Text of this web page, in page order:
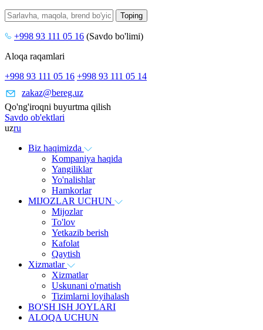
+998 93 111 05 16 (Savdo bo'limi)
Aloqa raqamlari
+998 93 111 05 16 +998 93 111 05 14
zakaz@bereg.uz
Qo'ng'iroqni buyurtma qilish
Savdo ob'ektlari
uzru
Biz haqimizda
Kompaniya haqida
Yangiliklar
Yo'nalishlar
Hamkorlar
MIJOZLAR UCHUN
Mijozlar
To'lov
Yetkazib berish
Kafolat
Qaytish
Xizmatlar
Xizmatlar
Uskunani o'rnatish
Tizimlarni loyihalash
BO'SH ISH JOYLARI
ALOQA UCHUN